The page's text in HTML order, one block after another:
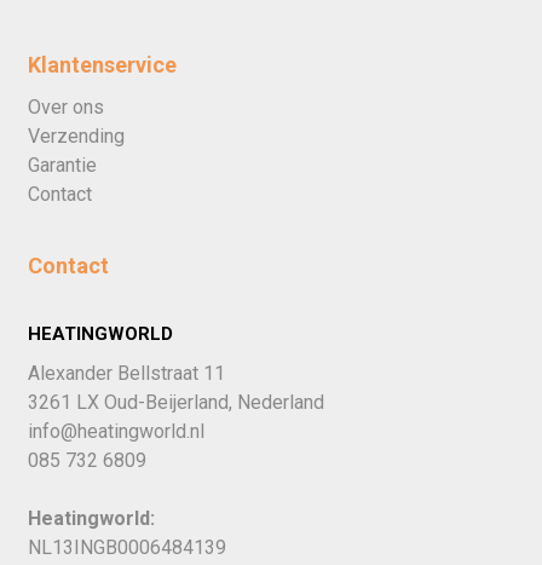
Klantenservice
Over ons
Verzending
Garantie
Contact
Contact
HEATINGWORLD
Alexander Bellstraat 11
3261 LX Oud-Beijerland, Nederland
info@heatingworld.nl
085 732 6809
Heatingworld:
NL13INGB0006484139